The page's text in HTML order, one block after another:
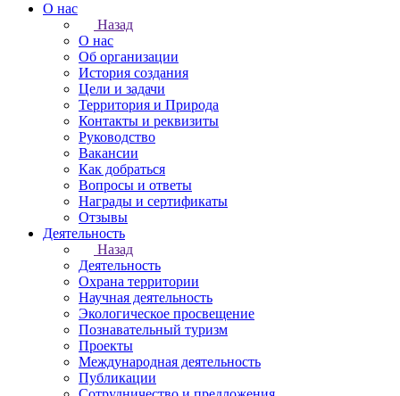
О нас
Назад
О нас
Об организации
История создания
Цели и задачи
Территория и Природа
Контакты и реквизиты
Руководство
Вакансии
Как добраться
Вопросы и ответы
Награды и сертификаты
Отзывы
Деятельность
Назад
Деятельность
Охрана территории
Научная деятельность
Экологическое просвещение
Познавательный туризм
Проекты
Международная деятельность
Публикации